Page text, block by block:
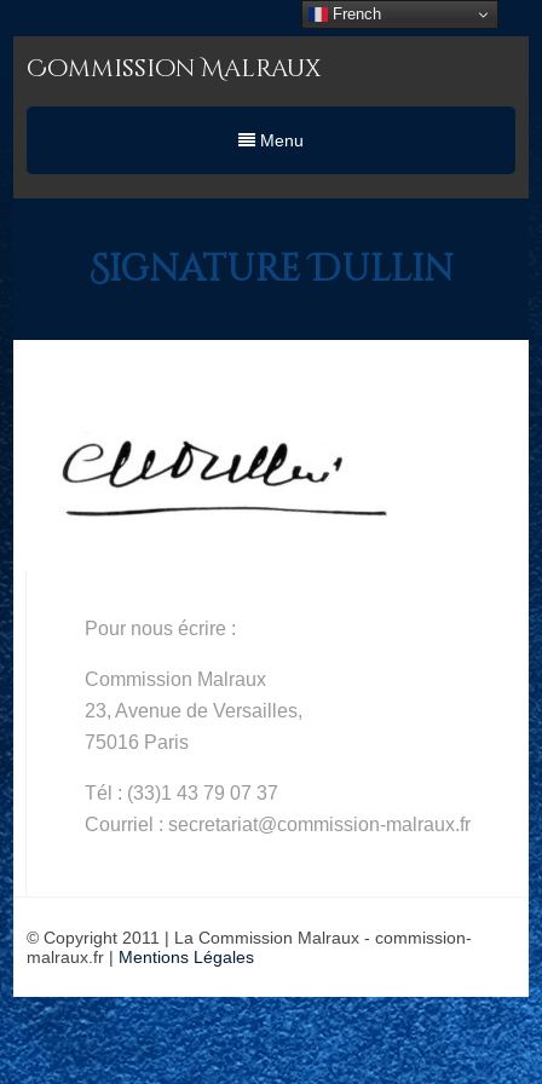
Commission Malraux
Menu
Signature Dullin
Pour nous écrire :
Commission Malraux
23, Avenue de Versailles,
75016 Paris
Tél : (33)1 43 79 07 37
Courriel : secretariat@commission-malraux.fr
© Copyright 2011 | La Commission Malraux - commission-
malraux.fr | Mentions Légales
French